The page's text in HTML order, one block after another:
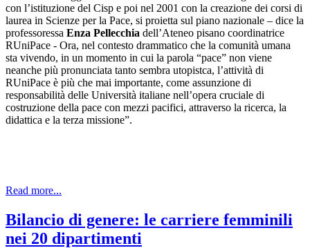
con l’istituzione del Cisp e poi nel 2001 con la creazione dei corsi di
laurea in Scienze per la Pace, si proietta sul piano nazionale – dice la
professoressa Enza Pellecchia dell’Ateneo pisano coordinatrice
RUniPace - Ora, nel contesto drammatico che la comunità umana
sta vivendo, in un momento in cui la parola “pace” non viene
neanche più pronunciata tanto sembra utopistca, l’attività di
RUniPace è più che mai importante, come assunzione di
responsabilità delle Università italiane nell’opera cruciale di
costruzione della pace con mezzi pacifici, attraverso la ricerca, la
didattica e la terza missione”.
Read more...
Bilancio di genere: le carriere femminili
nei 20 dipartimenti